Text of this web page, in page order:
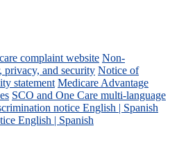
complaint website Non-
privacy, and security Notice of
statement Medicare Advantage
SCO and One Care multi-language
notice English | Spanish
English | Spanish